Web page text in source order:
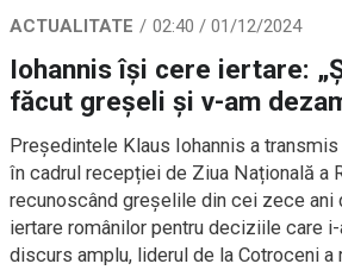
ACTUALITATE 02:40 / 01/12/2024
Iohannis își cere iertare:
făcut greșeli și v-am
Președintele Klaus Iohannis a
în cadrul recepției de Ziua Națională a
recunoscând greșelile din cei zece ani
iertare românilor pentru deciziile care
discurs amplu, liderul de la Cotroceni a